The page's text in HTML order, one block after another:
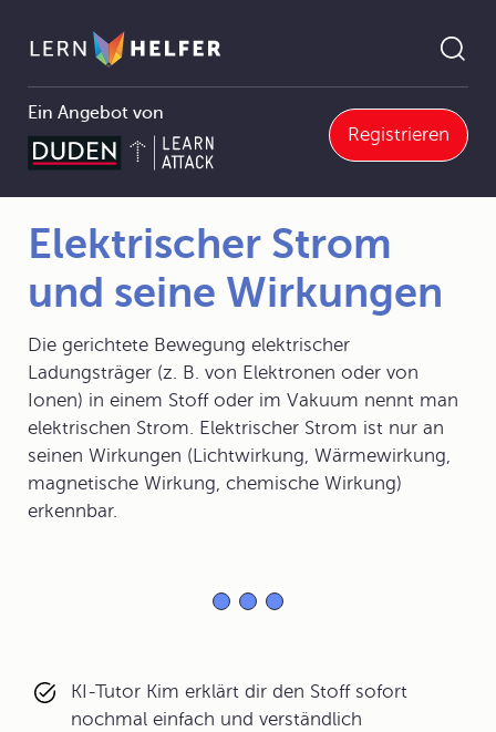
Ein Angebot von
Registrieren
Pfadnavigation
4.1.2 Elektrische Stromkreise Elektrischer Strom und seine Wirkungen
Elektrischer Strom
und seine Wirkungen
Die gerichtete Bewegung elektrischer
Ladungsträger (z. B. von Elektronen oder von
Ionen) in einem Stoff oder im Vakuum nennt man
elektrischen Strom. Elektrischer Strom ist nur an
seinen Wirkungen (Lichtwirkung, Wärmewirkung,
magnetische Wirkung, chemische Wirkung)
erkennbar.
KI-Tutor Kim erklärt dir den Stoff sofort
nochmal einfach und verständlich